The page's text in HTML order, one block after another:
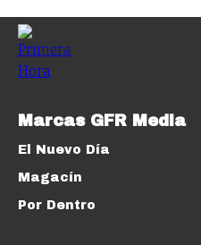
Marcas GFR Media
El Nuevo Día
Magacín
Por Dentro